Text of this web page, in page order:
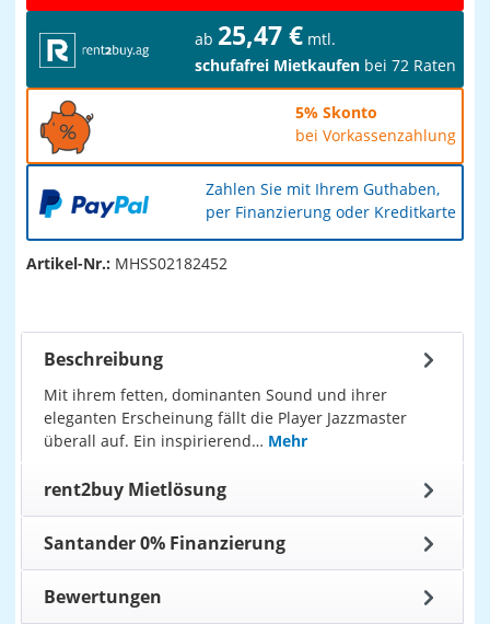
ab 25,47 € mtl.
schufafrei Mietkaufen bei 72 Raten
5% Skonto
bei Vorkassenzahlung
Zahlen Sie mit Ihrem Guthaben,
per Finanzierung oder Kreditkarte
Artikel-Nr.: MHSS02182452
Beschreibung
Mit ihrem fetten, dominanten Sound und ihrer
eleganten Erscheinung fällt die Player Jazzmaster
überall auf. Ein inspirierend… Mehr
rent2buy Mietlösung
Santander 0% Finanzierung
Bewertungen